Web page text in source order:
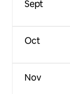
Sept
Oct
Nov